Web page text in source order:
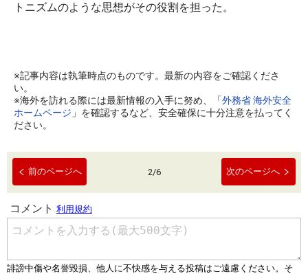
トニズムのような思想がその役割を担った。
※記事内容は執筆時点のものです。最新の内容をご確認くださ
い。
※海外を訪れる際には最新情報の入手に努め、「外務省 海外安全
ホームページ 」を確認するなど、安全確保に十分注意を払ってく
ださい。
前のページへ 2/6 次のページへ